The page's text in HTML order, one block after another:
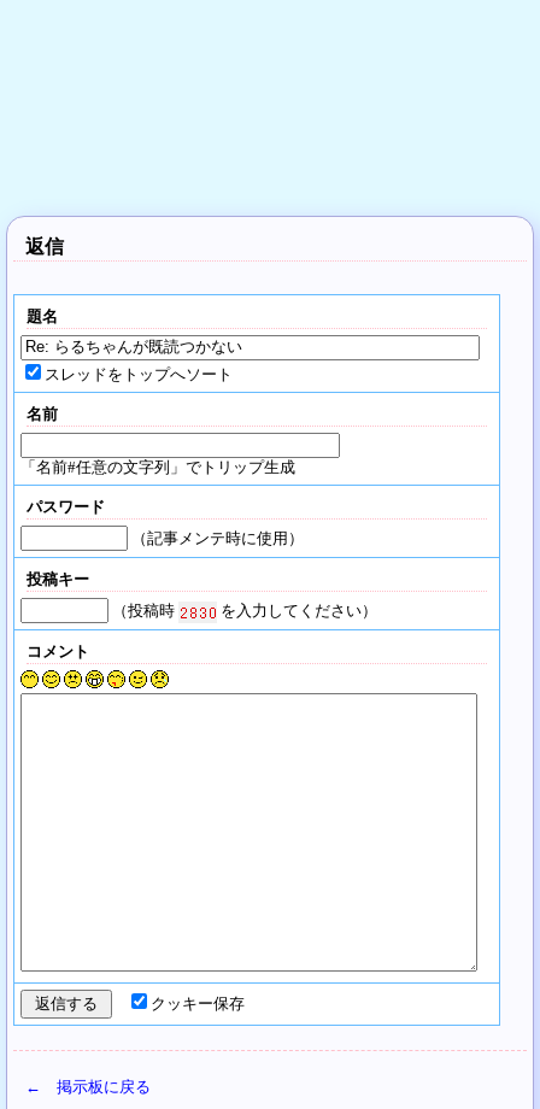
返信
題名
スレッドをトップへソート
名前
「名前#任意の文字列」でトリップ生成
パスワード
（記事メンテ時に使用）
投稿キー
（投稿時
を入力してください）
コメント
クッキー保存
← 掲示板に戻る